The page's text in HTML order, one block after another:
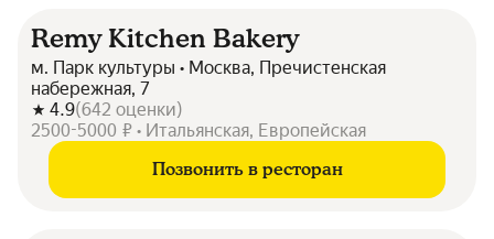
Remy Kitchen Bakery
м. Парк культуры • Москва, Пречистенская
набережная, 7
4.9(642 оценки)
2500-5000 ₽ • Итальянская, Европейская
Позвонить в ресторан